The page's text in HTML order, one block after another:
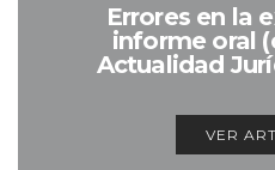
Errores en la
informe oral
Actualidad
VER